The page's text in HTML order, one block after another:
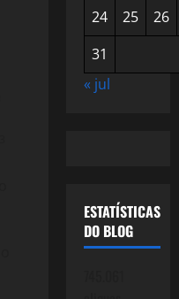
24
25
26
31
« jul
ESTATÍSTICAS
DO BLOG